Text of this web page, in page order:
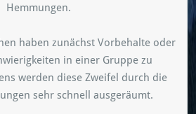
Hemmungen.
haben zunächst Vorbehalte oder
in einer Gruppe zu
werden diese Zweifel durch die
sehr schnell ausgeräumt.